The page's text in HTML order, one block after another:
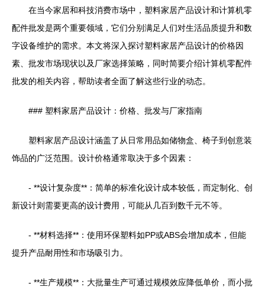
在当今家居和科技消费市场中，塑料家居产品设计和计算机零
配件批发是两个重要领域，它们分别满足人们对生活品质提升和数
字设备维护的需求。本文将深入探讨塑料家居产品设计的价格因
素、批发市场现状以及厂家选择策略，同时简要介绍计算机零配件
批发的相关内容，帮助读者全面了解这些行业的动态。
### 塑料家居产品设计：价格、批发与厂家指南
塑料家居产品设计涵盖了从日常用品如储物盒、椅子到创意装
饰品的广泛范围。设计价格通常取决于多个因素：
- **设计复杂度**：简单的标准化设计成本较低，而定制化、创
新设计则需要更高的设计费用，可能从几百到数千元不等。
- **材料选择**：使用环保塑料如PP或ABS会增加成本，但能
提升产品耐用性和市场吸引力。
- **生产规模**：大批量生产可通过规模效应降低单价，而小批